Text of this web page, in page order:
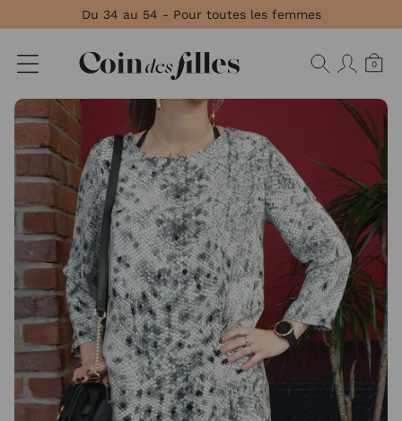
Du 34 au 54 - Pour toutes les femmes
0
Panneau de gestion des cookies